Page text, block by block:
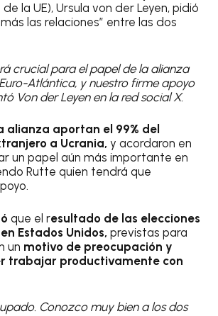
la UE), Ursula von der Leyen, pidió
las relaciones” entre las dos
crucial para el papel de la alianza
Atlántica, y nuestro firme apoyo
Von der Leyen en la red social X.
alianza aportan el 99% del
a Ucrania,y acordaron en
un papel aún más importante en
Rutte quien tendrá que
que el resultado de las elecciones
Estados Unidos, previstas para
un motivo de preocupación y
trabajar productivamente con
Conozco muy bien a los dos